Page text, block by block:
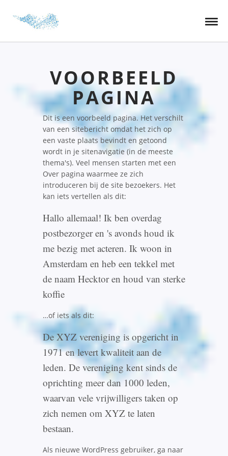
VOORBEELD
PAGINA
Dit is een voorbeeld pagina. Het verschilt
van een sitebericht omdat het zich op
een vaste plaats bevindt en getoond
wordt in je sitenavigatie (in de meeste
thema's). Veel mensen starten met een
Over pagina waarmee ze zich
introduceren bij de site bezoekers. Het
kan iets vertellen als dit:
Hallo allemaal! Ik ben overdag
postbezorger en 's avonds houd ik
me bezig met acteren. Ik woon in
Amsterdam en heb een tekkel met
de naam Hecktor en houd van sterke
koffie
…of iets als dit:
De XYZ vereniging is opgericht in
1971 en levert kwaliteit aan de
leden. De vereniging kent sinds de
oprichting meer dan 1000 leden,
waarvan vele vrijwilligers taken op
zich nemen om XYZ te laten
bestaan.
Als nieuwe WordPress gebruiker, ga naar